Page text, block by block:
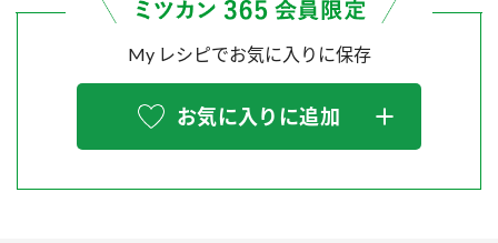
炊き込みご飯の素 米飯用調味液
PIN印
スペシャルサイト
お酢を知ろう！
ZENB initiative
MIM（ミツカンミュージアム）
各部門が大切にしていること
販売終了製品のご案内
よくあるご質問
My レシピでお気に入りに保存
お気に入りに追加